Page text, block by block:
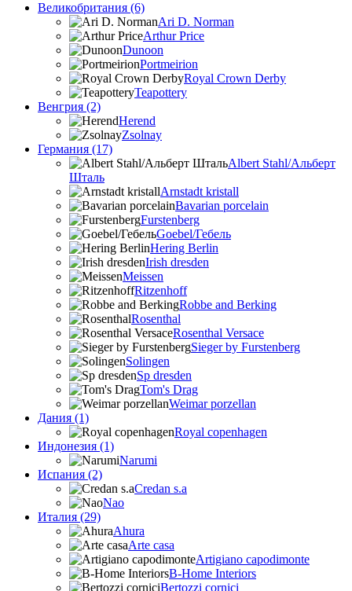
Великобритания (6)
Ari D. Norman
Arthur Price
Dunoon
Portmeirion
Royal Crown Derby
Teapottery
Венгрия (2)
Herend
Zsolnay
Германия (17)
Albert Stahl/Альбеpт
Шталь
Arnstadt kristall
Bavarian porcelain
Furstenberg
Goebel/Гебель
Hering Berlin
Irish dresden
Meissen
Ritzenhoff
Robbe and Berking
Rosenthal
Rosenthal Versace
Sieger by Furstenberg
Solingen
Sp dresden
Tom's Drag
Weimar porzellan
Дания (1)
Royal copenhagen
Индонезия (1)
Narumi
Испания (2)
Credan s.a
Nao
Италия (29)
Ahura
Arte casa
Artigiano capodimonte
B-Home Interiors
Bertozzi cornici